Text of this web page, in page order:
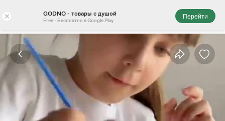
× GODNO - товары с душой
Free - Бесплатно в Google Play
Перейти